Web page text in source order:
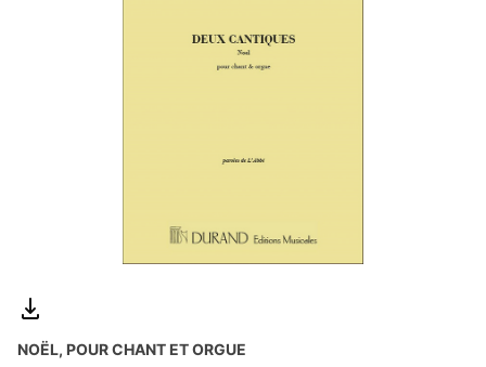
NOËL, POUR CHANT ET ORGUE